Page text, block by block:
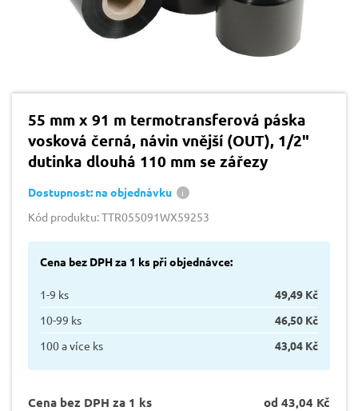
55 mm x 91 m termotransferová páska
vosková černá, návin vnější (OUT), 1/2"
dutinka dlouhá 110 mm se zářezy
Dostupnost: na objednávku
Kód produktu: TTR055091WX59253
Cena bez DPH za 1 ks při objednávce:
1-9 ks
49,49 Kč
10-99 ks
46,50 Kč
100 a více ks
43,04 Kč
Cena bez DPH za 1 ks od 43,04 Kč